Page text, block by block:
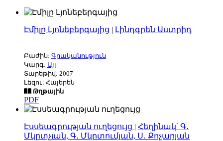
Էմիլը Լյոնեբերգայից | Լինդգրեն Աստրիդ
Բաժին: Գրականություն
Կարգ: Այլ
Տարեթիվ: 2007
Լեզու: Հայերեն
Թղթային
PDF
Էսսեագրության ուղեցույց | Հեղինակ՝ Գ․
Մկրտչյան, Գ․ Մկրտումյան, Ս․ Քոչարյան